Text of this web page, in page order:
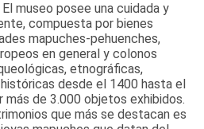
El museo posee una cuidada y
compuesta por bienes
mapuches-pehuenches,
en general y colonos
etnográficas,
desde el 1400 hasta el
de 3.000 objetos exhibidos.
que más se destacan es